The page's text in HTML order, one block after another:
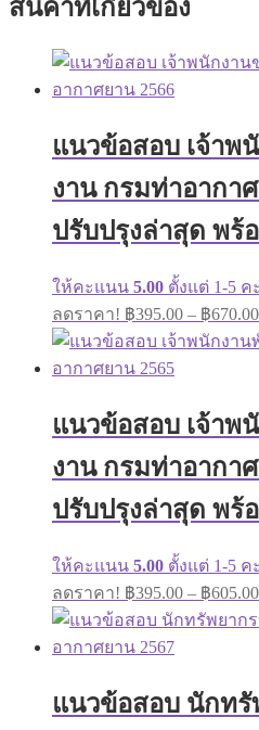
สินค้าที่เกี่ยวข้อง
แนวข้อสอบ เจ้าพ
งาน กรมท่าอากา
ปรับปรุงล่าสุด พร้
ให้คะแนน 5.00 ตั้งแต่ 1-5
ลดราคา! ฿395.00 – ฿670.00
แนวข้อสอบ เจ้าพ
งาน กรมท่าอากา
ปรับปรุงล่าสุด พร้
ให้คะแนน 5.00 ตั้งแต่ 1-5
ลดราคา! ฿395.00 – ฿605.00
แนวข้อสอบ นักท